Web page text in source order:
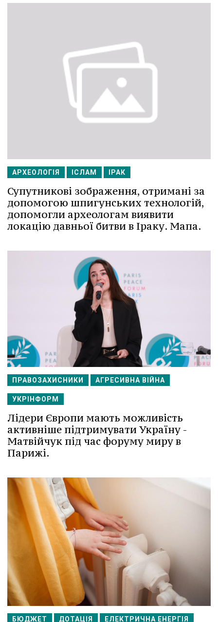
АРХЕОЛОГІЯ ІСЛАМ ІРАК
Супутникові зображення, отримані за
допомогою шпигунських технологій,
допомогли археологам виявити
локацію давньої битви в Іраку. Мапа.
ПРАВОЗАХИСНИКИ АГРЕСИВНА ВІЙНА
УКРІНФОРМ
Лідери Європи мають можливість
активніше підтримувати Україну -
Матвійчук під час форуму миру в
Парижі.
БЮДЖЕТ ДОТАЦІЯ ЕЛЕКТРИЧНА ЕНЕРГІЯ